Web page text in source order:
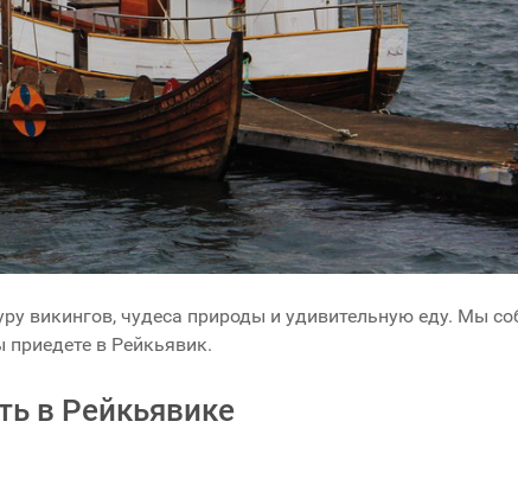
викингов, чудеса природы и удивительную еду. Мы
в Рейкьявик.
в Рейкьявике